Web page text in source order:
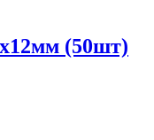
(50шт)